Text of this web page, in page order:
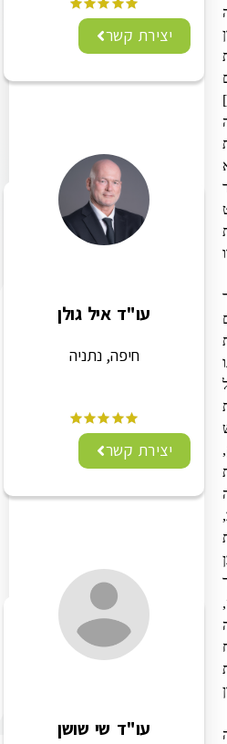
יצירת קשר
עו"ד איל גולן
חיפה, נתניה
יצירת קשר
עו"ד שי שושן